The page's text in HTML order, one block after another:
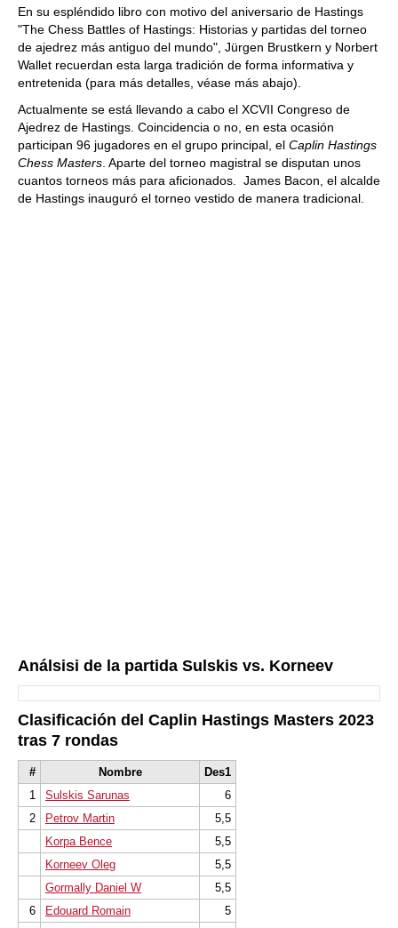
En su espléndido libro con motivo del aniversario de Hastings
"The Chess Battles of Hastings: Historias y partidas del torneo
de ajedrez más antiguo del mundo", Jürgen Brustkern y Norbert
Wallet recuerdan esta larga tradición de forma informativa y
entretenida (para más detalles, véase más abajo).
Actualmente se está llevando a cabo el XCVII Congreso de
Ajedrez de Hastings. Coincidencia o no, en esta ocasión
participan 96 jugadores en el grupo principal, el Caplin Hastings
Chess Masters . Aparte del torneo magistral se disputan unos
cuantos torneos más para aficionados. James Bacon, el alcalde
de Hastings inauguró el torneo vestido de manera tradicional.
Análsisi de la partida Sulskis vs. Korneev
Clasificación del Caplin Hastings Masters 2023
tras 7 rondas
# Nombre
Des1
1
Sulskis Sarunas
6
2
Petrov Martin
5,5
Korpa Bence
5,5
Korneev Oleg
5,5
Gormally Daniel W
5,5
6
Edouard Romain
5